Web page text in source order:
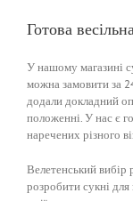
Готова
У нашому магазині
можна замовити за
додали докладний
положенні. У нас є
наречених різного
Велетенський вибір
розробити сукні для